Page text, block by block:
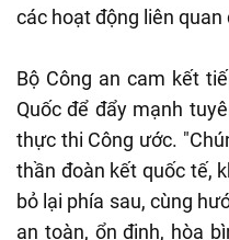
các hoạt động liên
Bộ Công an cam kết
Quốc để đẩy mạnh
thực thi Công ước.
thần đoàn kết quốc tế,
bỏ lại phía sau, cùng
an toàn, ổn định, hòa